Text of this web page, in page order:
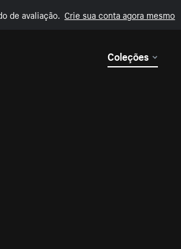
de avaliação. Crie sua conta agora mesmo
Coleções